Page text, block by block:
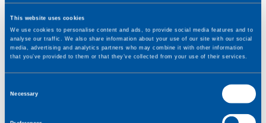
This website uses cookies
We use cookies to personalise content and ads, to provide social media features and to
analyse our traffic. We also share information about your use of our site with our social
media, advertising and analytics partners who may combine it with other information
that you’ve provided to them or that they’ve collected from your use of their services.
Necessary
Navigeren door een complex IoT-landschap
IoT bestaat uit een gelaagd ecosysteem van devices,
netwerken, cloudoplossingen en backend-
systemen.Door hier vroegtijdig over na te denken en
samen te werken met een ervaren IoT-partner, creëert